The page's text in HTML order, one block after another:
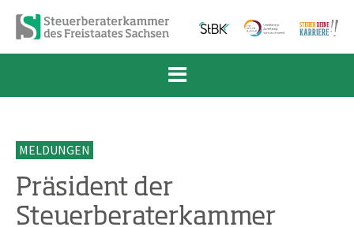
Zum Inhalt springen
Zur Navigation springen
Zum Fußbereich und Kontakt springen
MELDUNGEN
Präsident der
Steuerberaterkammer